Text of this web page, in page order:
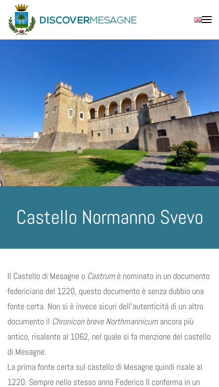
Skip to main content
Castello Normanno Svevo
Il Castello di Mesagne o Castrumè nominato in un documento
federiciano del 1220, questo documento è senza dubbio una
fonte certa. Non si è invece sicuri dell’autenticità di un altro
documento il Chronicon breve Northmannicumancora più
antico, risalente al 1062, nel quale si fa menzione del castello
di Mesagne.
La prima fonte certa sul castello di Mesagne quindi risale al
1220. Sempre nello stesso anno Federico II conferma in un